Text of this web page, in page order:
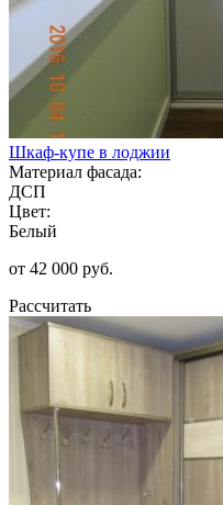
Шкаф-купе в лоджии
Материал фасада:
ДСП
Цвет:
Белый
от 42 000 руб.
Рассчитать